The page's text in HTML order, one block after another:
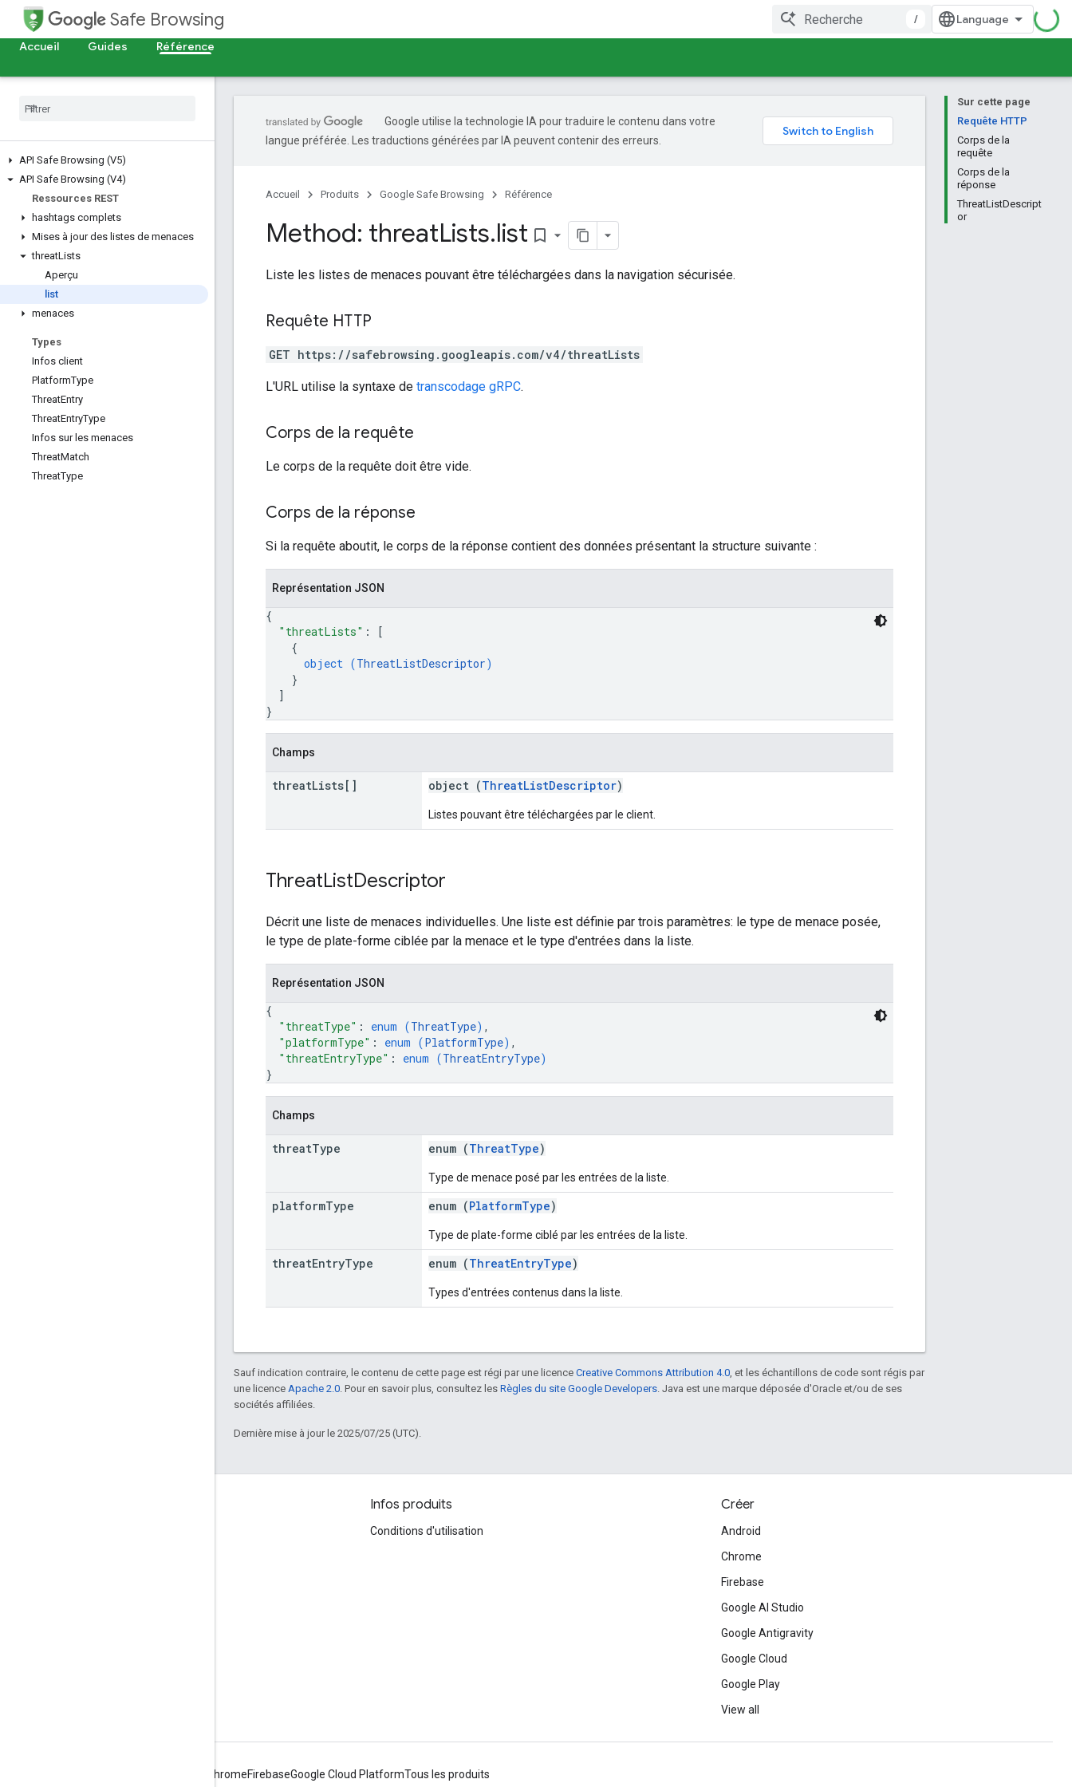
Safe Browsing
/
Accueil
Guides Référence
API Safe Browsing (V5)
API Safe Browsing (V4)
Ressources REST
hashtags complets
Mises à jour des listes de menaces
threatLists
Aperçu
list
menaces
Types
Infos client
PlatformType
ThreatEntry
ThreatEntryType
Infos sur les menaces
ThreatMatch
ThreatType
Sur cette page
Requête HTTP
Corps de la
requête
Corps de la
réponse
ThreatListDescript
or
Google utilise la technologie IA pour traduire le contenu dans votre
langue préférée. Les traductions générées par IA peuvent contenir des erreurs.
Accueil Produits Google Safe Browsing Référence
Method: threatLists.list bookmark_border
Liste les listes de menaces pouvant être téléchargées dans la navigation sécurisée.
Requête HTTP
GET https://safebrowsing.googleapis.com/v4/threatLists
L'URL utilise la syntaxe de transcodage gRPC.
Corps de la requête
Le corps de la requête doit être vide.
Corps de la réponse
Si la requête aboutit, le corps de la réponse contient des données présentant la structure suivante :
Représentation JSON
{
"threatLists" :
[
{
object (ThreatListDescriptor)
}
]
}
Champs
threatLists[] object (ThreatListDescriptor)
Listes pouvant être téléchargées par le client.
ThreatListDescriptor
Décrit une liste de menaces individuelles. Une liste est définie par trois paramètres: le type de menace posée,
le type de plate-forme ciblée par la menace et le type d'entrées dans la liste.
Représentation JSON
{
"threatType" : enum (ThreatType) ,
"platformType" : enum (PlatformType) ,
"threatEntryType" : enum (ThreatEntryType)
}
Champs
threatType enum (ThreatType)
Type de menace posé par les entrées de la liste.
platformType enum (PlatformType)
Type de plate-forme ciblé par les entrées de la liste.
threatEntryType enum (ThreatEntryType)
Types d'entrées contenus dans la liste.
Sauf indication contraire, le contenu de cette page est régi par une licence Creative Commons Attribution 4.0 , et les échantillons de code sont régis par
une licence Apache 2.0 . Pour en savoir plus, consultez les Règles du site Google Developers . Java est une marque déposée d'Oracle et/ou de ses
sociétés affiliées.
Dernière mise à jour le 2025/07/25 (UTC).
Infos produits
Conditions d'utilisation
Créer
Android
Chrome
Firebase
Google AI Studio
Google Antigravity
Google Cloud
Google Play
View all
ChromeFirebaseGoogle Cloud PlatformTous les produits